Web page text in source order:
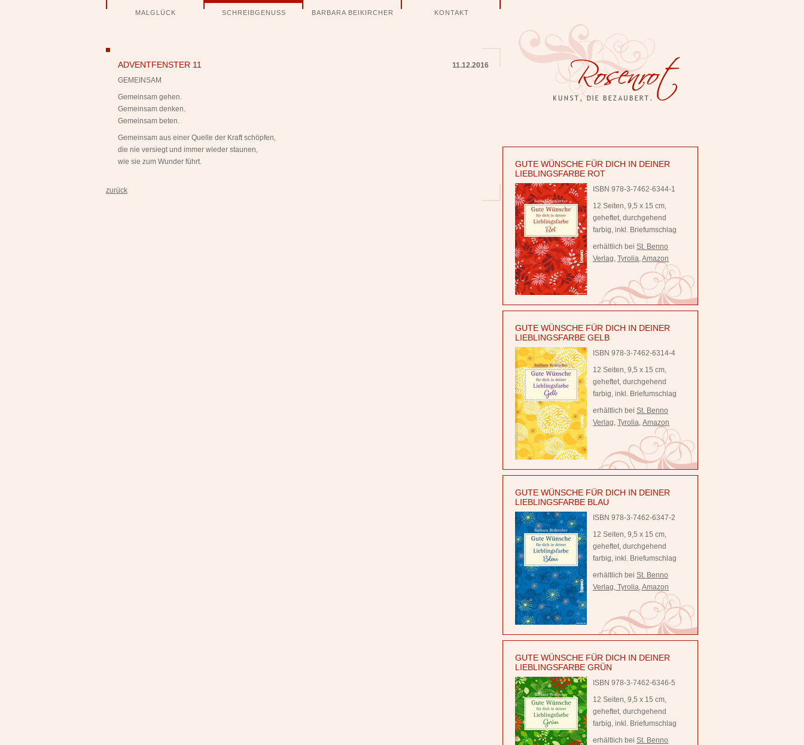
überspringenMALGLÜCK SCHREIBGENUSS BARBARA BEIKIRCHER KONTAKT
ADVENTFENSTER 11
11.12.2016
GEMEINSAM
Gemeinsam gehen.
Gemeinsam denken.
Gemeinsam beten.
Gemeinsam aus einer Quelle der Kraft schöpfen,
die nie versiegt und immer wieder staunen,
wie sie zum Wunder führt.
zurück
GUTE WÜNSCHE FÜR DICH IN DEINER
LIEBLINGSFARBE ROT
ISBN 978-3-7462-6344-1
12 Seiten, 9,5 x 15 cm,
geheftet, durchgehend
farbig, inkl. Briefumschlag
erhältlich bei St. Benno
Verlag, Tyrolia,Amazon
GUTE WÜNSCHE FÜR DICH IN DEINER
LIEBLINGSFARBE GELB
ISBN 978-3-7462-6314-4
12 Seiten, 9,5 x 15 cm,
geheftet, durchgehend
farbig, inkl. Briefumschlag
erhältlich bei St. Benno
Verlag, Tyrolia, Amazon
GUTE WÜNSCHE FÜR DICH IN DEINER
LIEBLINGSFARBE BLAU
ISBN 978-3-7462-6347-2
12 Seiten, 9,5 x 15 cm,
geheftet, durchgehend
farbig, inkl. Briefumschlag
erhältlich bei St. Benno
Verlag, Tyrolia,Amazon
GUTE WÜNSCHE FÜR DICH IN DEINER
LIEBLINGSFARBE GRÜN
ISBN 978-3-7462-6346-5
12 Seiten, 9,5 x 15 cm,
geheftet, durchgehend
farbig, inkl. Briefumschlag
erhältlich bei St. Benno